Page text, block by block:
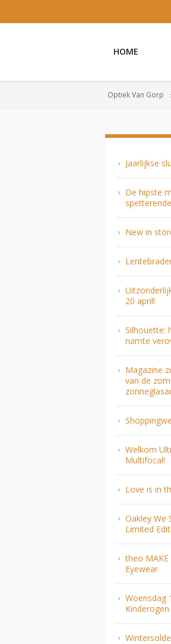
HOME
Optiek Van Gorp
Jaarlijkse
De hipste
New in
20 april!
Silhouette:
ruimte
Magazine
van de
Welkom
Multifocal!
Love is in
Oakley We
Limited
theo
Eyewear
Woensdag